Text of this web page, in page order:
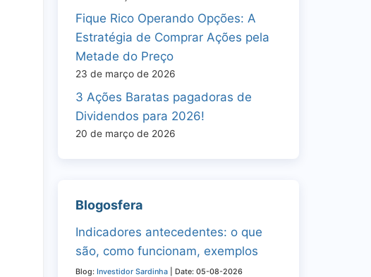
Fique Rico Operando Opções: A
Estratégia de Comprar Ações pela
Metade do Preço
23 de março de 2026
3 Ações Baratas pagadoras de
Dividendos para 2026!
20 de março de 2026
Blogosfera
Indicadores antecedentes: o que
são, como funcionam, exemplos
Blog: Investidor Sardinha Date: 05-08-2026